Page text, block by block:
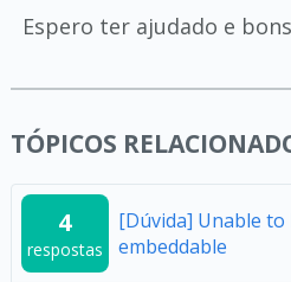
Espero ter ajudado e
TÓPICOS
4
respostas
[Dúvida] Unable
embeddable